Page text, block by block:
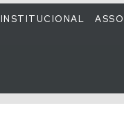
INSTITUCIONAL